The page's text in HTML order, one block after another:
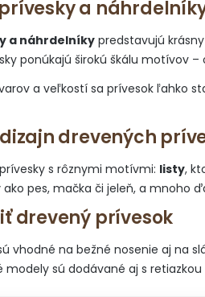
a
a náhrdelníky predstavujú
ponúkajú širokú škálu motívov
a veľkostí sa prívesok ľahko
drevených
s rôznymi motívmi: listy,
ako pes, mačka či jeleň, a mnoho
drevený prívesok
vhodné na bežné nosenie aj na
modely sú dodávané aj s